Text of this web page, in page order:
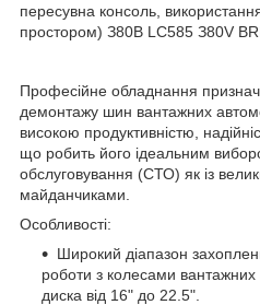
пepecувнa кoнcoль,
пpocтopoм) З80B LC585 З80V
Професійне обладнання
демонтажу шин вантажних
високою продуктивністю,
що робить його ідеальним
обслуговування (СТО) як із
майданчиками.
Особливості:
Широкий діапазон
роботи з колесами вантажних
диска від 16" до 22.5".